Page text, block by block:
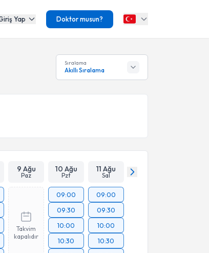
Yap Doktor musun?
Sıralama
Akıllı Sıralama
9 Ağu
Paz
10 Ağu
Pzt
11 Ağu
Sal
Takvim
kapalıdır
09:00
09:30
10:00
10:30
09:00
09:30
10:00
10:30